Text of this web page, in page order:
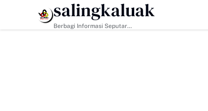
HEADLINE
salingkaluak
Berbagi Informasi Seputar